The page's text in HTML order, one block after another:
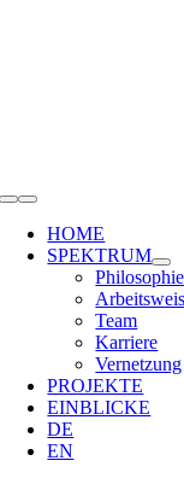
Toggle
Navigation
HOME
SPEKTRUM
Philosophie
Team
Karriere
Vernetzung
PROJEKTE
EINBLICKE
DE
EN